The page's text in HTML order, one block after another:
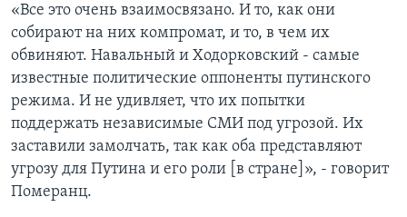
«Все это очень взаимосвязано. И то, как они
собирают на них компромат, и то, в чем их
обвиняют. Навальный и Ходoрковский - самые
известные политические оппоненты путинского
режима. И не удивляет, что их попытки
поддержать независимые СМИ под угрозой. Их
заставили замолчать, так как оба представляют
угрозу для Путина и его роли [в стране]», - говорит
Померанц.